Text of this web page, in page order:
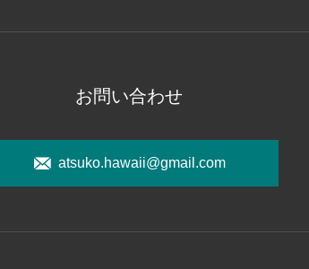
お問い合わせ
atsuko.hawaii@gmail.com